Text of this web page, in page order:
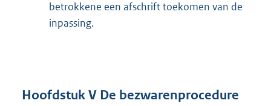
betrokkene een afschrift toekomen van de
inpassing.
Hoofdstuk V De bezwarenprocedure